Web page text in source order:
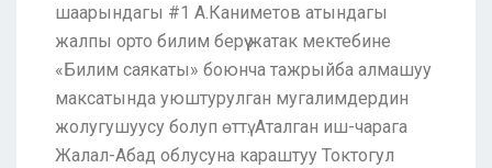
шаарындагы #1 А.Каниметов атындагы
жалпы орто билим берүү жатак мектебине
«Билим саякаты» боюнча тажрыйба алмашуу
максатында уюштурулган мугалимдердин
жолугушуусу болуп өттү. Аталган иш-чарага
Жалал-Абад облусуна караштуу Токтогул